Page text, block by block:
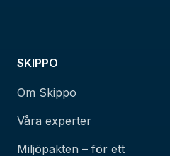
SKIPPO
Om Skippo
Våra experter
Miljöpakten – för ett